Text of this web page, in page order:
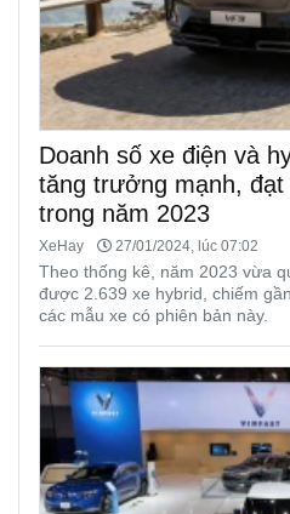
Doanh số xe điện và
tăng trưởng mạnh,
trong năm 2023
XeHay 27/01/2024, lúc 07:02
Theo thống kê, năm 2023 vừa
được 2.639 xe hybrid, chiếm
các mẫu xe có phiên bản này.